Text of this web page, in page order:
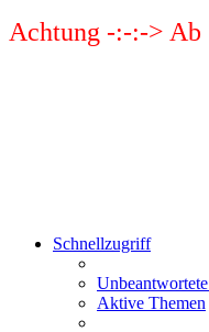
Achtung -:-:-> Ab
Schnellzugriff
Aktive Themen